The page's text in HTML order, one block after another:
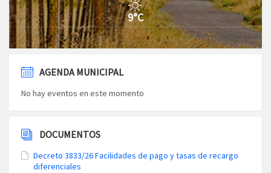
9°C
AGENDA MUNICIPAL
No hay eventos en este momento
DOCUMENTOS
Decreto 3833/26 Facilidades de pago y tasas de recargo
diferenciales